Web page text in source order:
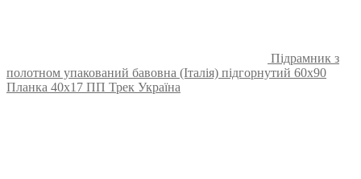
Підрамник з
полотном упакований бавовна (Італія) підгорнутий 60х90
Планка 40х17 ПП Трек Україна